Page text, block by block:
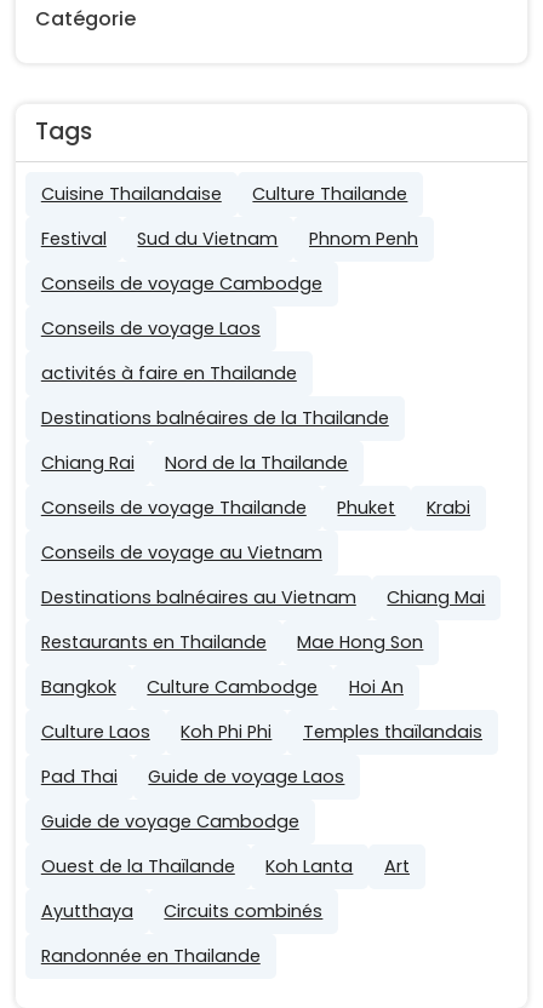
Catégorie
Tags
Cuisine Thailandaise
Culture Thailande
Festival
Sud du Vietnam
Phnom Penh
Conseils de voyage Cambodge
Conseils de voyage Laos
activités à faire en Thailande
Destinations balnéaires de la Thailande
Chiang Rai
Nord de la Thailande
Conseils de voyage Thailande
Phuket
Krabi
Conseils de voyage au Vietnam
Destinations balnéaires au Vietnam
Chiang Mai
Restaurants en Thailande
Mae Hong Son
Bangkok
Culture Cambodge
Hoi An
Culture Laos
Koh Phi Phi
Temples thaïlandais
Pad Thai
Guide de voyage Laos
Guide de voyage Cambodge
Ouest de la Thaïlande
Koh Lanta
Art
Ayutthaya
Circuits combinés
Randonnée en Thailande